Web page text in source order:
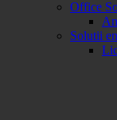
Office
Solutii